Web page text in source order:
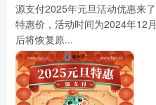
源支付2025年元旦活动优惠来
特惠价，活动时间为2024年12
后将恢复原...